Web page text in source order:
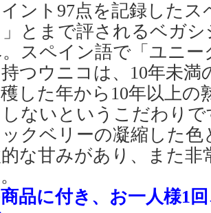
ント97点を記録したス
とまで評されるベガ
スペイン語で「ユニー
つウニコは、10年未満
した年から10年以上の
ないというこだわり
クベリーの凝縮した色
な甘みがあり、また非
品に付き、お一人様1